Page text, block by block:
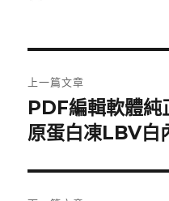
章
導
覽
上一篇文章
上
一
文
章:
PDF編輯軟體純
原蛋白凍LBV白